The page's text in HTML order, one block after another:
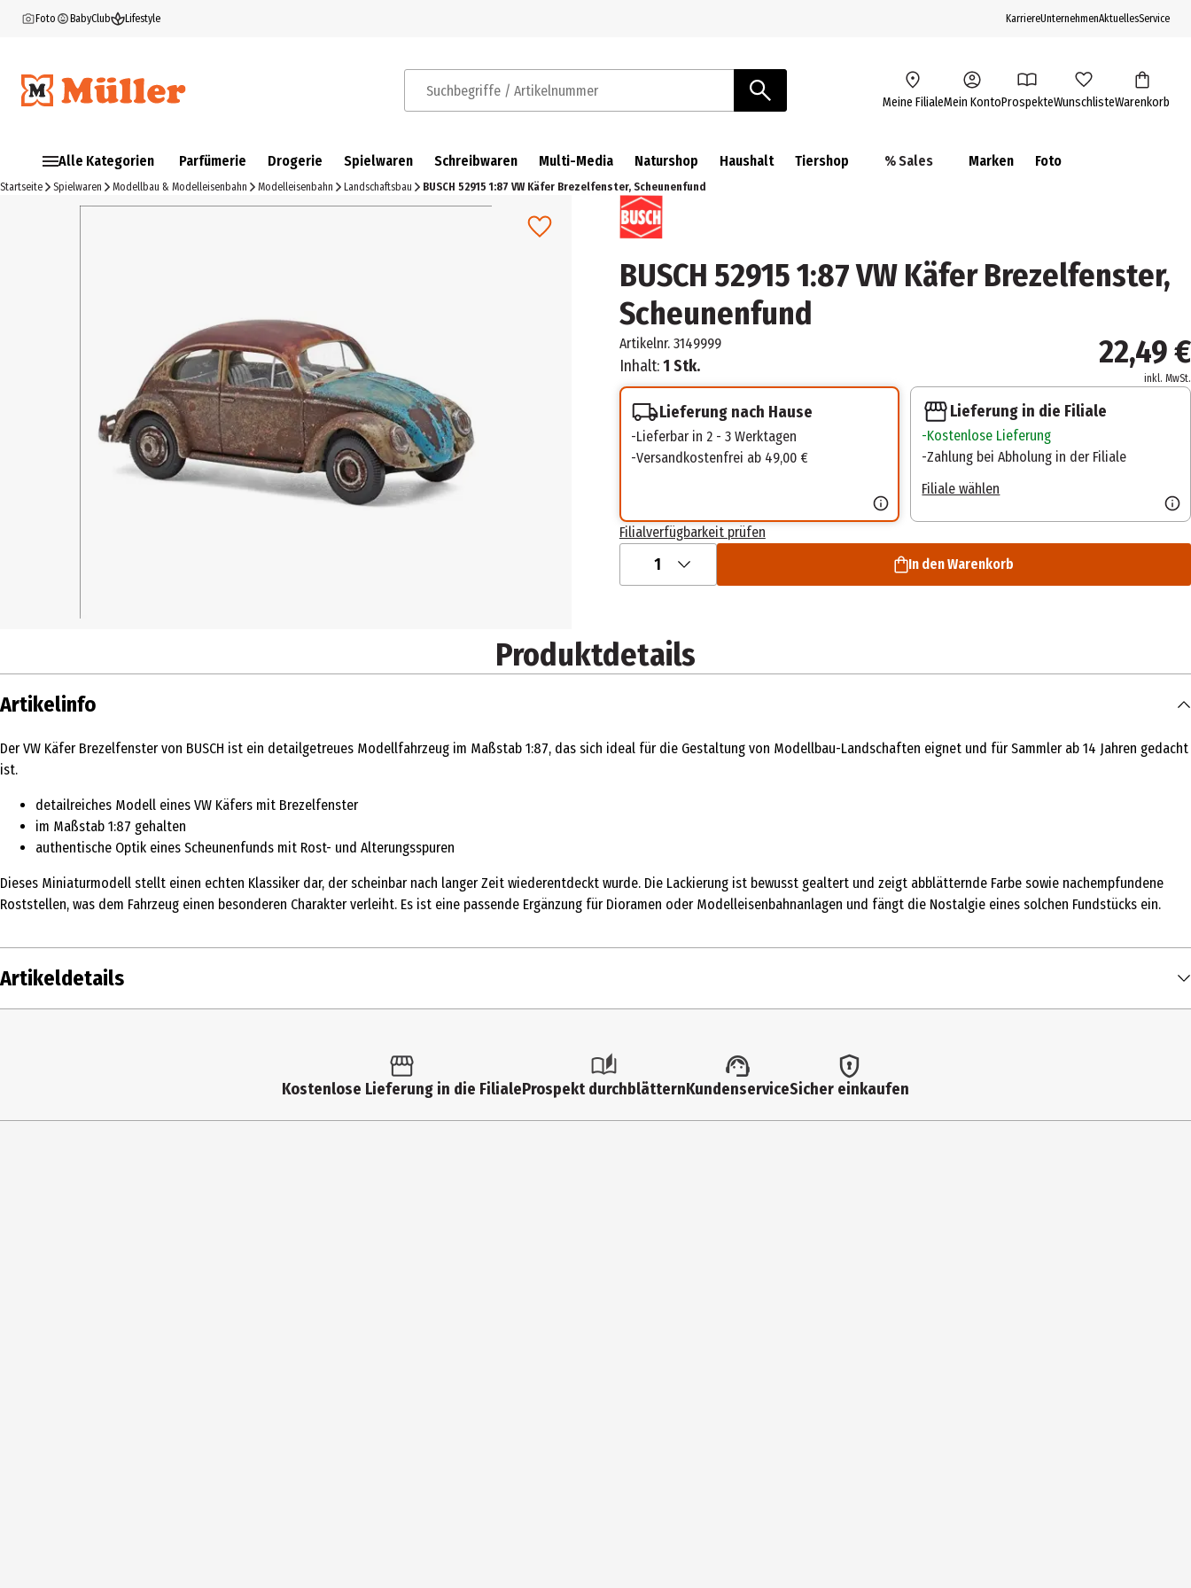
Foto BabyClub Lifestyle KarriereUnternehmenAktuellesService
Suchbegriffe / Artikelnummer Meine FilialeMein KontoProspekteWunschlisteWarenkorb
Alle Kategorien Parfümerie Drogerie Spielwaren Schreibwaren Multi-Media Naturshop Haushalt Tiershop % Sales Marken Foto
Startseite Spielwaren Modellbau & Modelleisenbahn Modelleisenbahn Landschaftsbau BUSCH 52915 1:87 VW Käfer Brezelfenster, Scheunenfund
BUSCH 52915 1:87 VW Käfer Brezelfenster,
Scheunenfund
Artikelnr. 3149999
Inhalt:1 Stk. 22,49 €
inkl. MwSt.
Lieferung nach Hause
Lieferbar in 2 - 3 Werktagen
Versandkostenfrei ab 49,00 €
Lieferung in die Filiale
Kostenlose Lieferung
Zahlung bei Abholung in der Filiale
Filiale wählen
Filialverfügbarkeit prüfen
1 In den Warenkorb
Produktdetails
Artikelinfo
Der VW Käfer Brezelfenster von BUSCH ist ein detailgetreues Modellfahrzeug im Maßstab 1:87, das sich ideal für die Gestaltung von Modellbau-Landschaften eignet und für Sammler ab 14 Jahren gedacht
ist.
detailreiches Modell eines VW Käfers mit Brezelfenster
im Maßstab 1:87 gehalten
authentische Optik eines Scheunenfunds mit Rost- und Alterungsspuren
Dieses Miniaturmodell stellt einen echten Klassiker dar, der scheinbar nach langer Zeit wiederentdeckt wurde. Die Lackierung ist bewusst gealtert und zeigt abblätternde Farbe sowie nachempfundene
Roststellen, was dem Fahrzeug einen besonderen Charakter verleiht. Es ist eine passende Ergänzung für Dioramen oder Modelleisenbahnanlagen und fängt die Nostalgie eines solchen Fundstücks ein.
Artikeldetails
Dekoration
14 Jahre
Kostenlose Lieferung in die FilialeProspekt durchblätternKundenserviceSicher einkaufen